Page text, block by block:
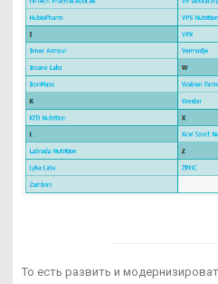
То есть развить и